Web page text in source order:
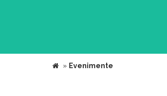
» Evenimente